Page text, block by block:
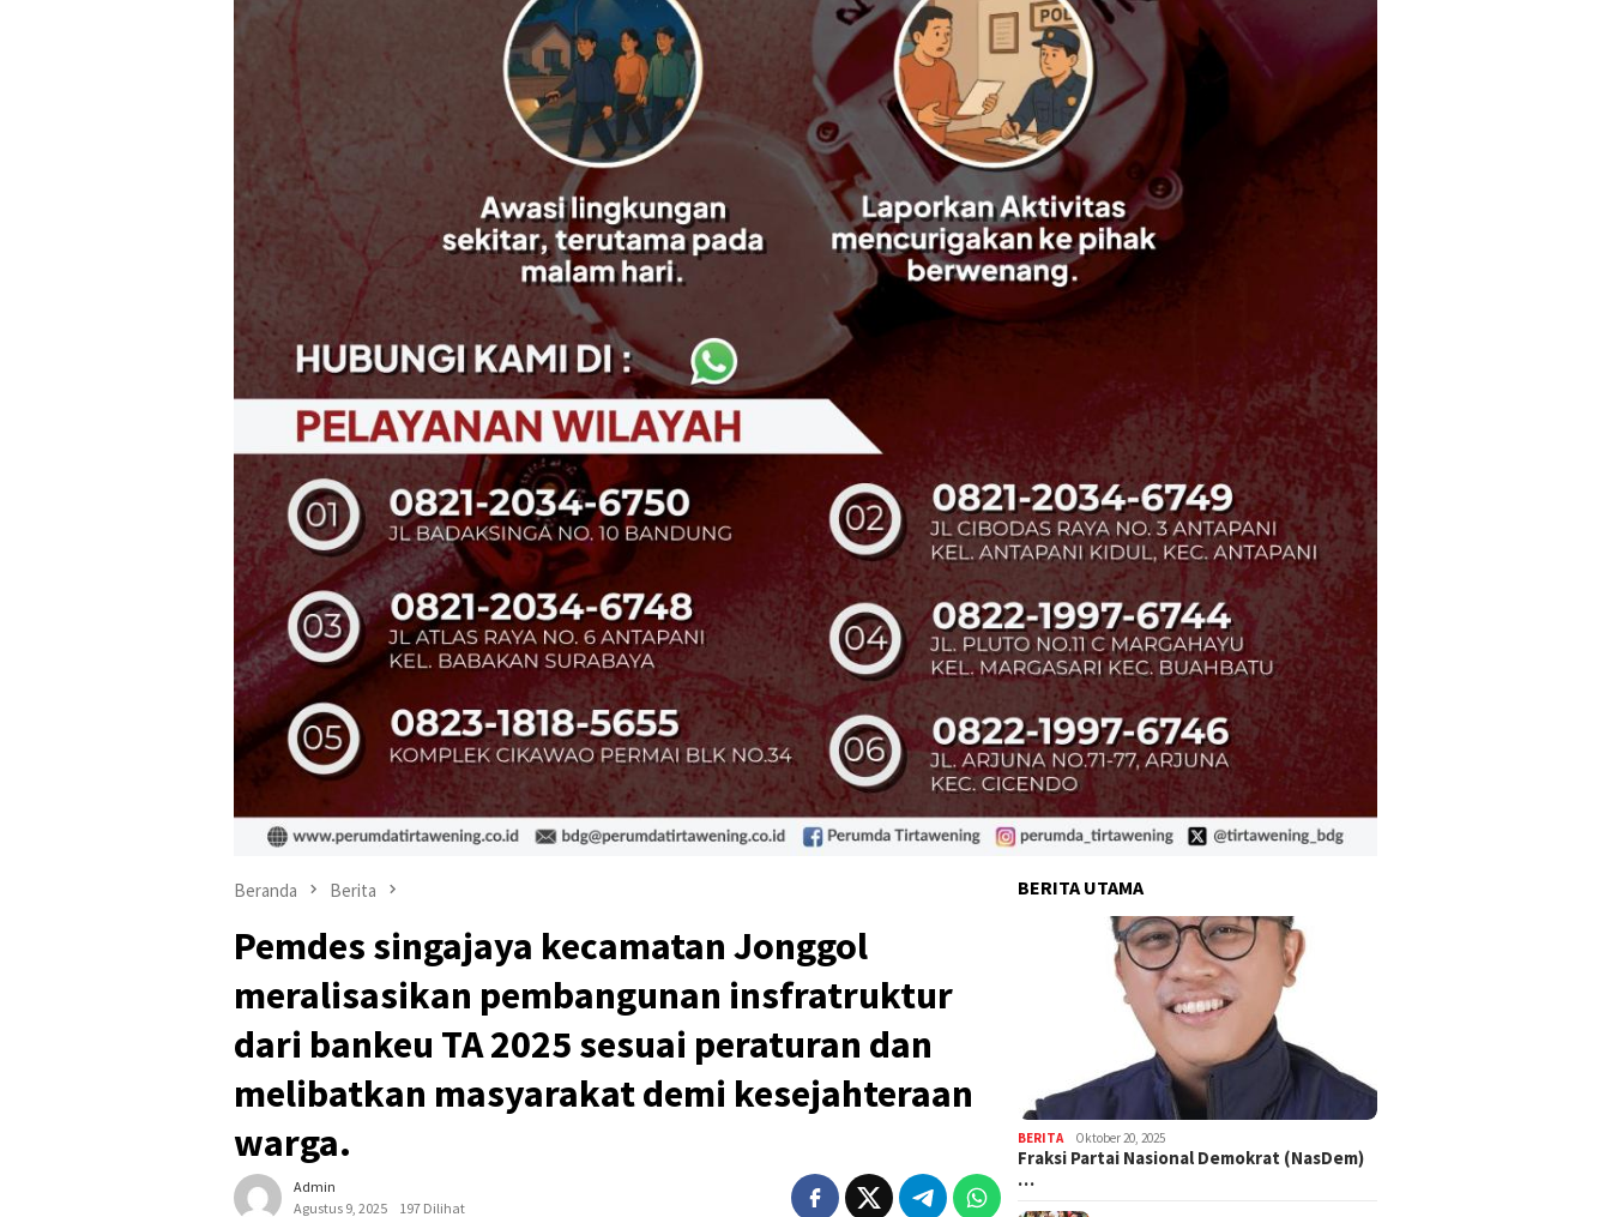
Beranda Berita
Pemdes singajaya kecamatan Jonggol
meralisasikan pembangunan insfratruktur
dari bankeu TA 2025 sesuai peraturan dan
melibatkan masyarakat demi kesejahteraan
warga.
Admin
Agustus 9, 2025
197 Dilihat
BERITA UTAMA
BERITA Oktober 20, 2025
Fraksi Partai Nasional Demokrat (NasDem)
…